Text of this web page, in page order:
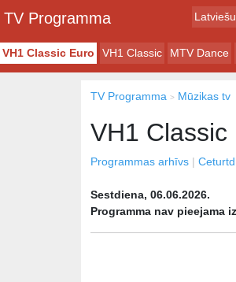
TV Programma
VH1 Classic Euro VH1 Classic MTV Dance
TV Programma Mūzikas tv
VH1
Programmas arhīvs
Sestdiena, 06.06.2026.
Programma nav pieejama